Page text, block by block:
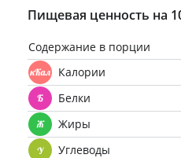
Пищевая ценность на
Содержание в порции
Калории
Белки
Жиры
Углеводы